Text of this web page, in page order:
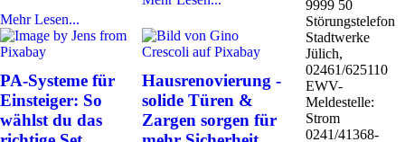
Mehr Lesen...
PA-Systeme für
Einsteiger: So
wählst du das
Hausrenovierung -
solide Türen &
Zargen sorgen für
9999 50
Störungstelefon
Stadtwerke
Jülich,
02461/625110
EWV-
Meldestelle:
Strom
0241/41368-